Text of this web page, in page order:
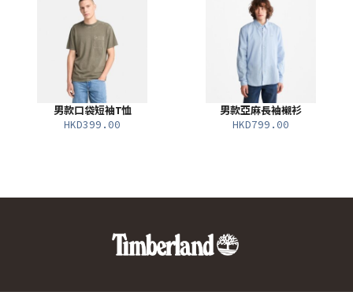
男款口袋短袖T恤
HKD399.00
男款亞麻長袖襯衫
HKD799.00